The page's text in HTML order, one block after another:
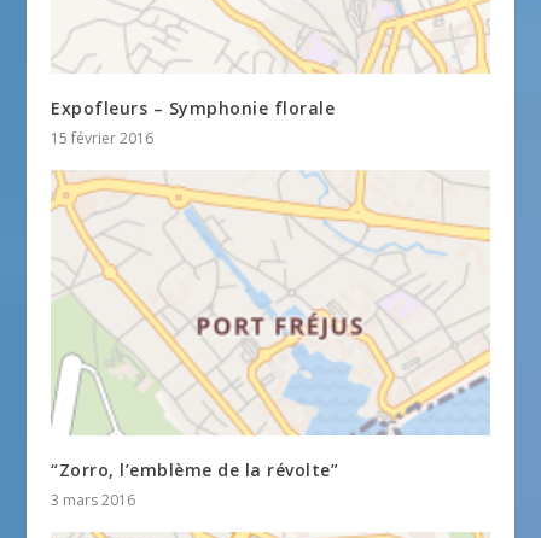
Expofleurs – Symphonie florale
15 février 2016
“Zorro, l’emblème de la révolte”
3 mars 2016